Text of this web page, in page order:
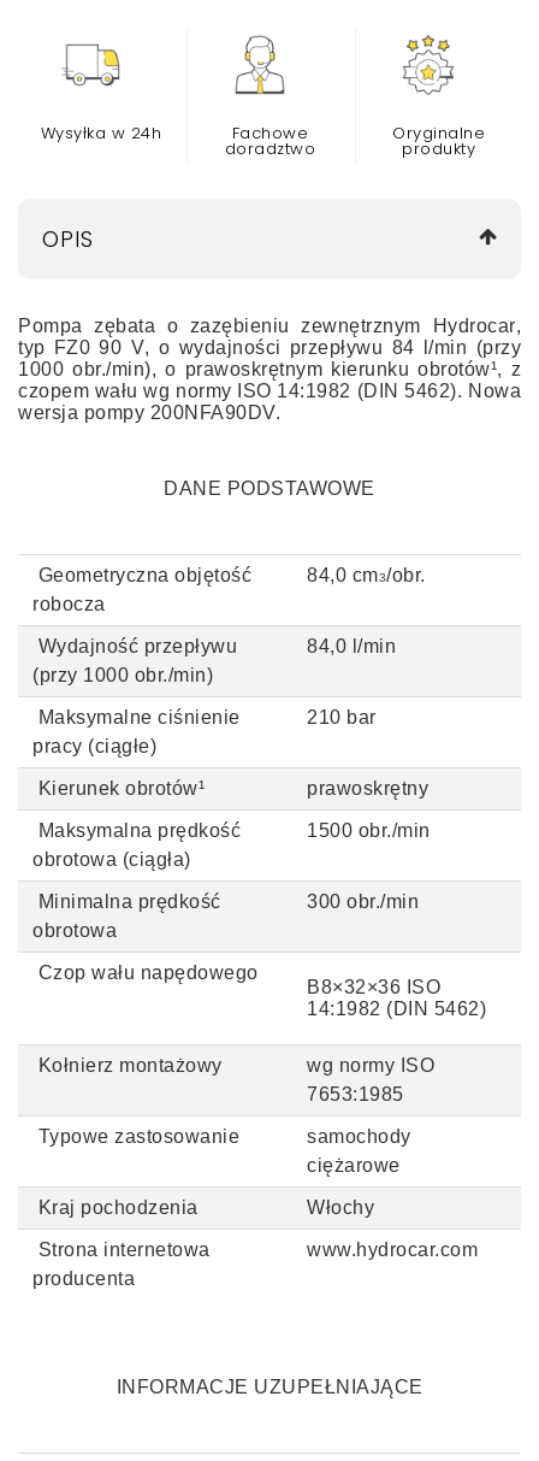
Wysyłka w 24h Fachowe
doradztwo
Oryginalne
produkty
OPIS
Pompa zębata o zazębieniu zewnętrznym Hydrocar,
typ FZ0 90 V, o wydajności przepływu 84 l/min (przy
1000 obr./min), o prawoskrętnym kierunku obrotów¹, z
czopem wału wg normy
ISO 14:1982 (DIN 5462). Nowa
wersja pompy 200NFA90DV.
DANE PODSTAWOWE
Geometryczna objętość
robocza
84,0 cm3/obr.
Wydajność przepływu
(przy 1000 obr./min)
84,0 l/min
Maksymalne ciśnienie
pracy (ciągłe)
210 bar
Kierunek obrotów¹ prawoskrętny
Maksymalna prędkość
obrotowa (ciągła)
1500 obr./min
Minimalna prędkość
obrotowa
300 obr./min
Czop wału napędowego
B8×32×36 ISO
14:1982 (DIN 5462)
Kołnierz montażowy
wg normy ISO
7653:1985
Typowe zastosowanie
samochody
ciężarowe
Kraj pochodzenia Włochy
Strona internetowa
producenta
www.hydrocar.com
INFORMACJE UZUPEŁNIAJĄCE